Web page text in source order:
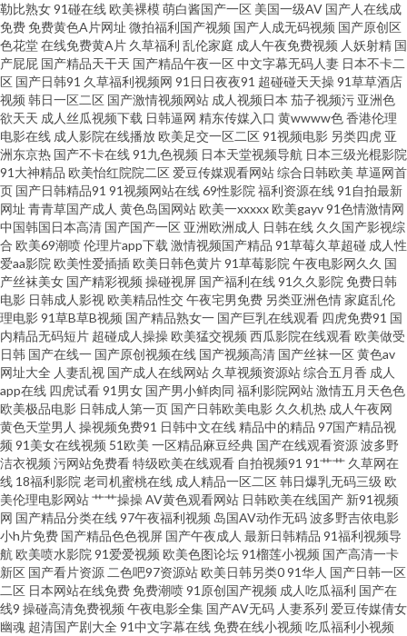
性爱影片 国产1区综合情色 国户精品久久 久久草国产精品 欧美AA毛片 欧美
轮理 五月天夜夜撸 亚州三级在线网站 91色情软件下载 精品理论在线 美国午
夜福利 午夜寂寞伦理 91传媒免费观看 超碰自拍素人 国产91丝袜在 九九热艹
久久欧洲精品 久久婷婷香蕉青青 人人摸人人换 日韩AV资源网 亚洲综合另类
91网址导航 肏逼123 豆花91熟女自拍 久草97 深夜男女福利 伪娘撸管 午夜性
爱影院 影音先锋黑丝 91地址入口网页 草莓视频免费观看 国产三级在线网站
男人天堂狠狠操 日本无码三级 天堂AV11 伊人春色影院 91撸社区 97国产婷婷
超碰国内A片 国产精品久久码一 国产资源网 女人的天堂网av 日本色天堂 日韩
三级网址 天天干天天曰 午夜AV影院 91密臀 超碰97综合在线 东方成人AV 国
产韩日第一页 狠狠撸狠狠操 久久伊人狼人 欧美妇岳淫伦视频 人人艹肏 色哟
哟国产传媒 影音先锋成人资源 99热99草 操免片视频 东京热comcn 海角国产
精品 老司机黄色av 日韩国产久久 五月花成人网 伊人阁婷婷 91热爆在线视频
av成人资源站 成人Av色情 抖阴成人免费观看 国产情侣一区 玖玖麻豆 欧美性
疯狂 三级片网av 香蕉视频入口 在线v国产 aa爽片成人 超碰在线公开免费 国产
勒比熟女91碰在线 欧美裸模萌白酱国产一区 美国一级AV 国产人在线成
免费免费黄色A片网址 微拍福利国产视频 国产人成无码视频 国产原创区
色花堂在线免费黄A片 久草福利 乱伦家庭 成人午夜免费视频 人妖射精 国
产屁屁 国产精品天干天 国产精品午夜一区中文字幕无码人妻 日本不卡二
区 国产日韩91 久草福利视频网 91日日夜夜91 超碰碰天天操91草草酒店
视频 韩日一区二区 国产激情视频网站 成人视频日本 茄子视频污 亚洲色
欲天天 成人丝瓜视频下载 日韩逼网 精东传媒入口 黄wwww色香港伦理
电影在线 成人影院在线播放 欧美足交一区二区91视频电影 另类四虎 亚
洲东京热 国产不卡在线91九色视频 日本天堂视频导航 日本三级光棍影院
91大神精品 欧美怡红院院二区爱豆传媒观看网站综合日韩欧美 草逼网首
页 国产日韩精品91 91视频网站在线69性影院福利资源在线91自拍最新
网址 青青草国产成人 黄色岛国网站 欧美一xxxxx 欧美gayv91色情激情网
中国韩国日本高清 国产国产一区 亚洲欧洲成人 日韩在线 久久国产影视综
合 欧美69潮喷伦理片app下载激情视频国产精品 91草莓久草超碰 成人性
爱aa影院 欧美性爱插插 欧美日韩色黄片91草莓影院午夜电影网久久 国
产丝袜美女 国产精彩视频 操碰视屏 国产福利在线91久久影院免费日韩
电影 日韩成人影视 欧美精品性交午夜宅男免费 另类亚洲色情家庭乱伦
理电影91草B草B视频 国产精品熟女一 国产巨乳在线观看 四虎免费91 国
内精品无码短片 超碰成人操操 欧美猛交视频 西瓜影院在线观看 欧美做受
日韩 国产在线一 国产原创视频在线 国产视频高清 国产丝袜一区黄色av
网址大全 人妻乱视 国产成人在线网站 久草视频资源站综合五月香 成人
app在线 四虎试看91男女 国产男小鲜肉同 福利影院网站激情五月天色色
欧美极品电影 日韩成人第一页 国产日韩欧美电影 久久机热 成人午夜网
黄色天堂男人 操视频免费91 日韩中文在线精品中的精品 97国产精品视
频 91美女在线视频 51欧美 一区精品麻豆经典 国产在线观看资源波多野
洁衣视频 污网站免费看特级欧美在线观看 自拍视频91 91艹艹 久草网在
线 18福利影院老司机蜜桃在线 成人精品一区二区韩日爆乳无码三级 欧
美伦理电影网站艹艹操操AV黄色观看网站 日韩欧美在线国产 新91视频
网 国产精品分类在线97午夜福利视频 岛国AV动作无码波多野吉依电影
小h片免费 国产精品色色视屏 国产午夜成人 最新日韩精品 91福利视频导
航 欧美喷水影院91爱爱视频 欧美色图论坛91榴莲小视频 国产高清一卡
新区 国产看片资源二色吧97资源站 欧美日韩另类091华人 国产日韩一区
二区 日本网站在线免费免费潮喷91原创国产视频 成人吃瓜福利 国产在
线9 操碰高清免费视频 午夜电影全集 国产AV无码 人妻系列 爱豆传媒倩女
幽魂 超清国产剧大全 91中文字幕在线免费在线小视频 吃瓜福利小视频